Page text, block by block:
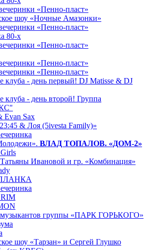
«Пенно-пласт»
шоу «Ночные Амазонки»
«Пенно-пласт»
80-х
«Пенно-пласт»
«Пенно-пласт»
«Пенно-пласт»
клуба - день первый! DJ Matisse & DJ
клуба - день второй! Группа
Evan Sax
& Лоя (5ivesta Family)»
ВЛАД ТОПАЛОВ. «ДОМ-2»
Ивановой и гр. «Комбинация»
музыкантов группы «ПАРК ГОРЬКОГО»
шоу «Тарзан» и Сергей Глушко